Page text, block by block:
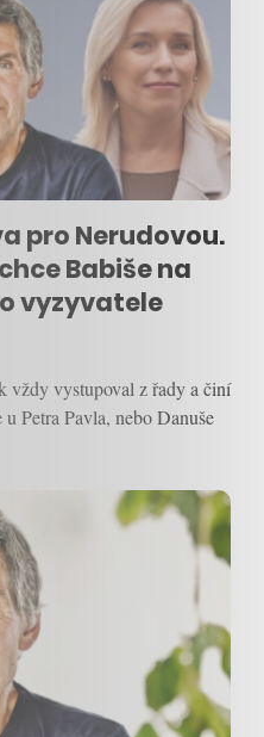
pro Nerudovou.
Babiše na
vyzyvatele
vždy vystupoval z řady a činí
Petra Pavla, nebo Danuše